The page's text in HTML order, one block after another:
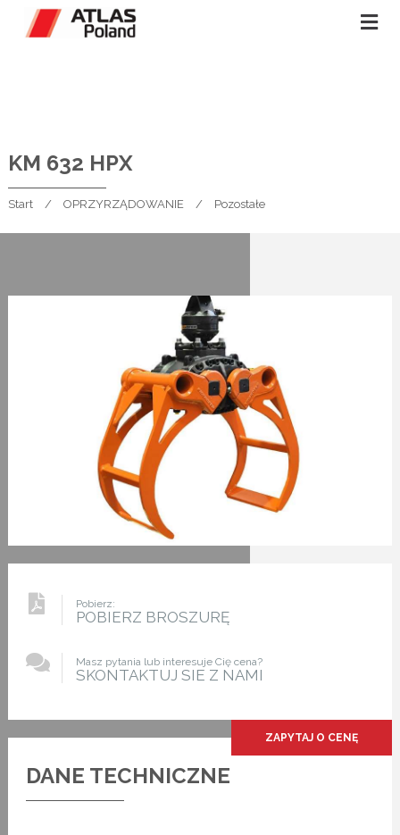
KM 632 HPX
Start OPRZYRZĄDOWANIE Pozostałe
Pobierz:
POBIERZ BROSZURĘ
Masz pytania lub interesuje Cię cena?
SKONTAKTUJ SIE Z NAMI
ZAPYTAJ O CENĘ
DANE TECHNICZNE